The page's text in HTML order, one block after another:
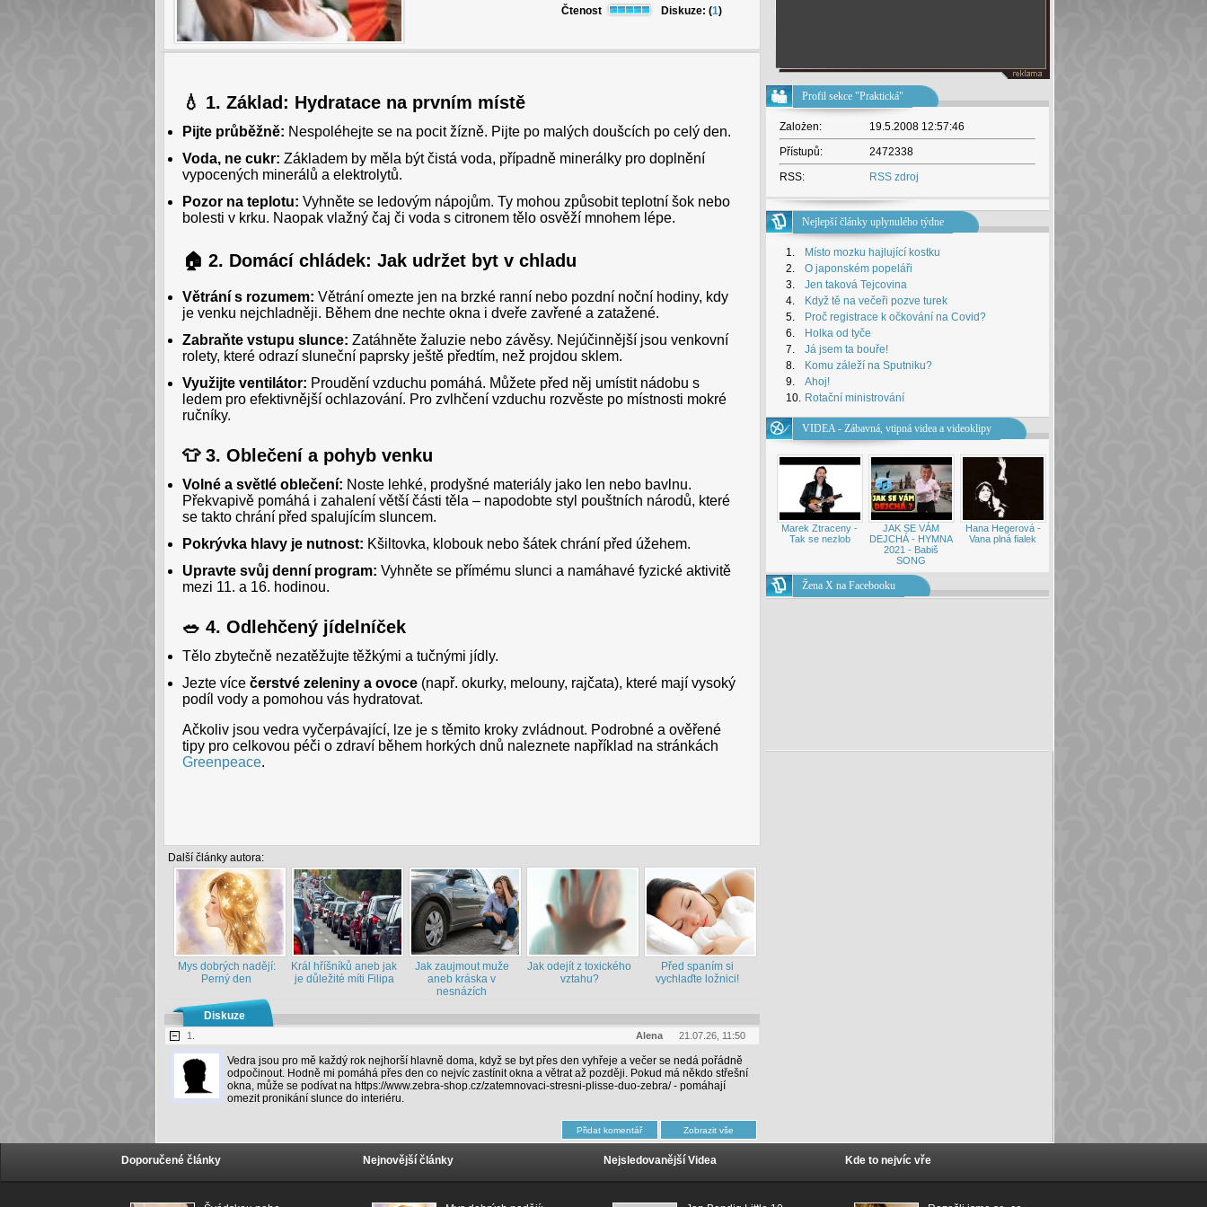
Čtenost Diskuze: (1)
💧 1. Základ: Hydratace na prvním místě
Pijte průběžně: Nespoléhejte se na pocit žízně. Pijte po malých doušcích po celý den.
Voda, ne cukr: Základem by měla být čistá voda, případně minerálky pro doplnění
vypocených minerálů a elektrolytů.
Pozor na teplotu: Vyhněte se ledovým nápojům. Ty mohou způsobit teplotní šok nebo
bolesti v krku. Naopak vlažný čaj či voda s citronem tělo osvěží mnohem lépe.
🏠 2. Domácí chládek: Jak udržet byt v chladu
Větrání s rozumem: Větrání omezte jen na brzké ranní nebo pozdní noční hodiny, kdy
je venku nejchladněji. Během dne nechte okna i dveře zavřené a zatažené.
Zabraňte vstupu slunce: Zatáhněte žaluzie nebo závěsy. Nejúčinnější jsou venkovní
rolety, které odrazí sluneční paprsky ještě předtím, než projdou sklem.
Využijte ventilátor: Proudění vzduchu pomáhá. Můžete před něj umístit nádobu s
ledem pro efektivnější ochlazování. Pro zvlhčení vzduchu rozvěste po místnosti mokré
ručníky.
👕 3. Oblečení a pohyb venku
Volné a světlé oblečení: Noste lehké, prodyšné materiály jako len nebo bavlnu.
Překvapivě pomáhá i zahalení větší části těla – napodobte styl pouštních národů, které
se takto chrání před spalujícím sluncem.
Pokrývka hlavy je nutnost: Kšiltovka, klobouk nebo šátek chrání před úžehem.
Upravte svůj denní program: Vyhněte se přímému slunci a namáhavé fyzické aktivitě
mezi 11. a 16. hodinou.
🥗 4. Odlehčený jídelníček
Tělo zbytečně nezatěžujte těžkými a tučnými jídly.
Jezte více čerstvé zeleniny a ovoce(např. okurky, melouny, rajčata), které mají vysoký
podíl vody a pomohou vás hydratovat.
Ačkoliv jsou vedra vyčerpávající, lze je s těmito kroky zvládnout. Podrobné a ověřené
tipy pro celkovou péči o zdraví během horkých dnů naleznete například na stránkách
Greenpeace.
Další články autora:
Mys dobrých nadějí:
Perný den
Král hříšníků aneb jak
je důležité míti Filipa
Jak zaujmout muže
aneb kráska v
nesnázích
Jak odejít z toxického
vztahu?
Před spaním si
vychlaďte ložnici!
Diskuze
Alena 21.07.26, 11:50
1.
Vedra jsou pro mě každý rok nejhorší hlavně doma, když se byt přes den vyhřeje a večer se nedá pořádně
odpočinout. Hodně mi pomáhá přes den co nejvíc zastínit okna a větrat až později. Pokud má někdo střešní
okna, může se podívat na https://www.zebra-shop.cz/zatemnovaci-stresni-plisse-duo-zebra/ - pomáhají
omezit pronikání slunce do interiéru.
Profil sekce "Praktická"
Založen:
19.5.2008 12:57:46
Přístupů:
2472338
RSS:
RSS zdroj
Nejlepší články uplynulého týdne
1.
Místo mozku hajlující kostku
2.
O japonském popeláři
3.
Jen taková Tejcovina
4.
Když tě na večeři pozve turek
5.
Proč registrace k očkování na Covid?
6.
Holka od tyče
7.
Já jsem ta bouře!
8.
Komu záleží na Sputniku?
9.
Ahoj!
10. Rotační ministrování
VIDEA - Zábavná, vtipná videa a videoklipy
Hana Hegerová -
Vana plná fialek
JAK SE VÁM
DEJCHÁ - HYMNA
2021 - Babiš
SONG
Marek Ztraceny -
Tak se nezlob
Žena X na Facebooku
Doporučené články Nejnovější články Nejsledovanější Videa Kde to nejvíc vře